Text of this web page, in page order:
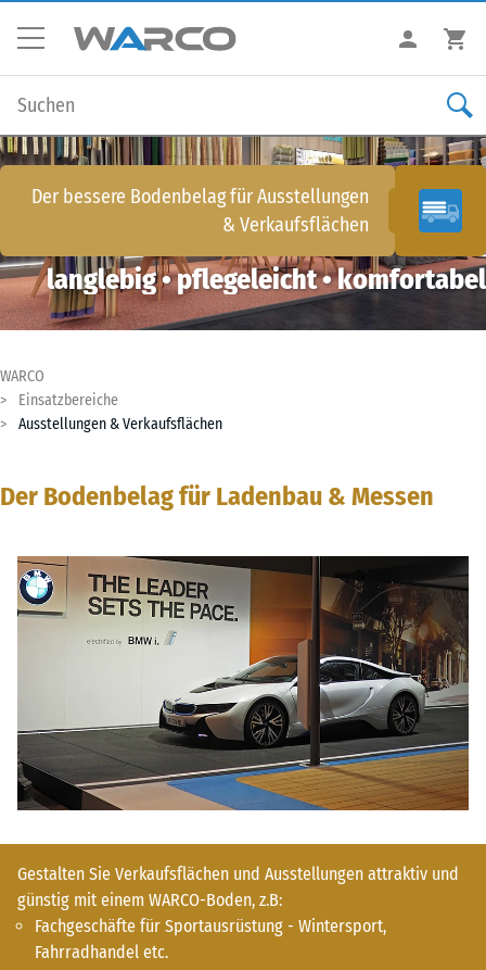
Der bessere Bodenbelag fürAusstellungen
& Verkaufsflächen
langlebig • pflegeleicht • komfortabel
WARCO
Einsatzbereiche
Ausstellungen & Verkaufsflächen
Der Bodenbelag für Ladenbau & Messen
Gestalten Sie Verkaufsflächen und Ausstellungen attraktiv und
günstig mit einem WARCO-Boden, z.B:
Fachgeschäfte für Sportausrüstung - Wintersport,
Fahrradhandel etc.